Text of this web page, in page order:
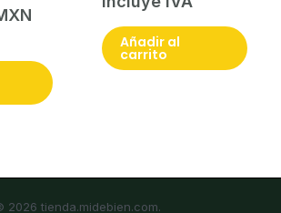
Añadir al
carrito
2026 tienda.midebien.com.